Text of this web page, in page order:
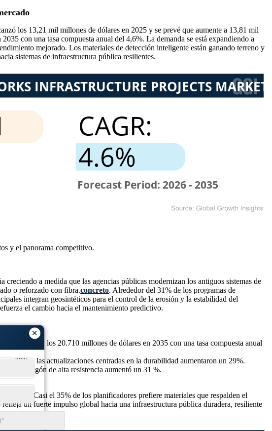
×
los 13,21 mil millones de dólares en 2025 y se prevé que aumente a 13,81 mil
con una tasa compuesta anual del 4,6%. La demanda se está expandiendo a
mejorado. Los materiales de detección inteligente están ganando terreno y
sistemas de infraestructura pública resilientes.
y el panorama competitivo.
a medida que las agencias públicas modernizan los antiguos sistemas de
o reforzado con fibra.concreto. Alrededor del 31% de los programas de
integran geosintéticos para el control de la erosión y la estabilidad del
el cambio hacia el mantenimiento predictivo.
en 2026 y los 20.710 millones de dólares en 2035 con una tasa compuesta anual
26% y las actualizaciones centradas en la durabilidad aumentaron un 29%.
de hormigón de alta resistencia aumentó un 31 %.
Casi el 35% de los planificadores prefiere materiales que respalden el
un fuerte impulso global hacia una infraestructura pública duradera, resiliente